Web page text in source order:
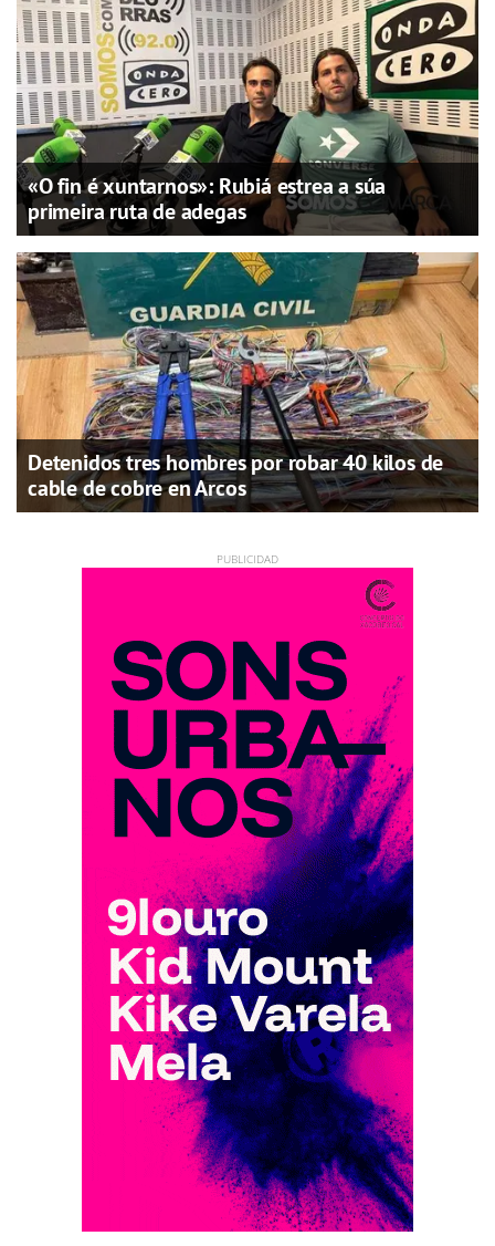
«O fin é xuntarnos»: Rubiá estrea a súa
primeira ruta de adegas
Detenidos tres hombres por robar 40 kilos de
cable de cobre en Arcos